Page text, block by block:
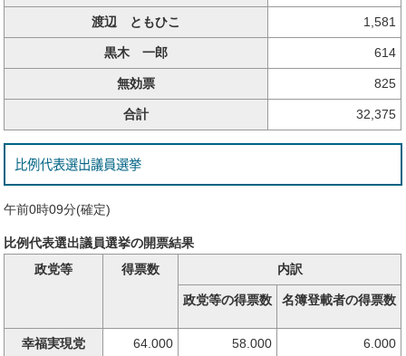
渡辺 ともひこ 1,581
黒木 一郎 614
無効票 825
合計 32,375
比例代表選出議員選挙
午前0時09分(確定)
比例代表選出議員選挙の開票結果
政党等
得票数 内訳
政党等の得票数 名簿登載者の得票数
幸福実現党 64.000 58.000 6.000